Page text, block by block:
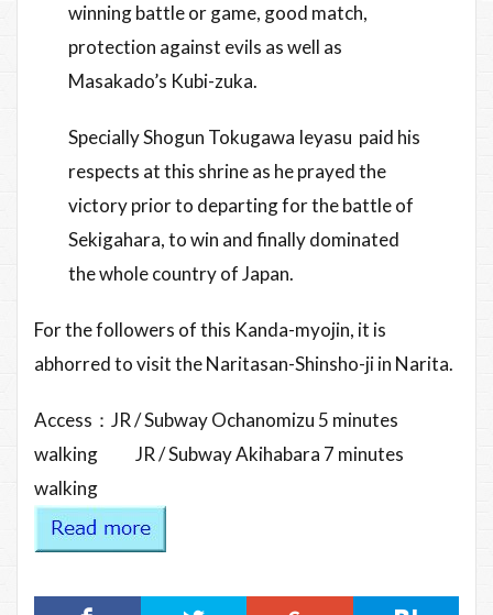
winning battle or game, good match,
protection against evils as well as
Masakado’s Kubi-zuka.
Specially Shogun Tokugawa Ieyasu paid his
respects at this shrine as he prayed the
victory prior to departing for the battle of
Sekigahara, to win and finally dominated
the whole country of Japan.
For the followers of this Kanda-myojin, it is
abhorred to visit the Naritasan-Shinsho-ji in Narita.
Access：JR / Subway Ochanomizu 5 minutes
walking JR / Subway Akihabara 7 minutes
walking